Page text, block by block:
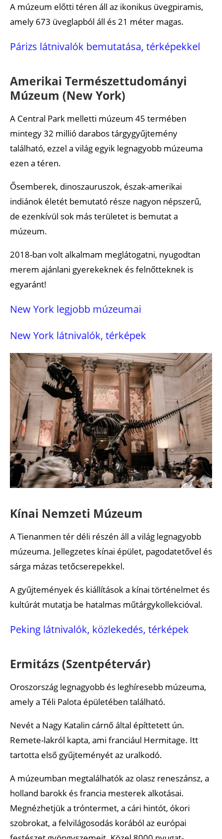
A múzeum előtti téren áll az ikonikus üvegpiramis,
amely 673 üveglapból áll és 21 méter magas.
Párizs látnivalók bemutatása, térképekkel
Amerikai Természettudományi
Múzeum (New York)
A Central Park melletti múzeum 45 termében
mintegy 32 millió darabos tárgygyűjtemény
található, ezzel a világ egyik legnagyobb múzeuma
ezen a téren.
Ősemberek, dinoszauruszok, észak-amerikai
indiánok életét bemutató része nagyon népszerű,
de ezenkívül sok más területet is bemutat a
múzeum.
2018-ban volt alkalmam meglátogatni, nyugodtan
merem ajánlani gyerekeknek és felnőtteknek is
egyaránt!
New York legjobb múzeumai
New York látnivalók, térképek
Kínai Nemzeti Múzeum
A Tienanmen tér déli részén áll a világ legnagyobb
múzeuma. Jellegzetes kínai épület, pagodatetővel és
sárga mázas tetőcserepekkel.
A gyűjtemények és kiállítások a kínai történelmet és
kultúrát mutatja be hatalmas műtárgykollekcióval.
Peking látnivalók, közlekedés, térképek
Ermitázs (Szentpétervár)
Oroszország legnagyobb és leghíresebb múzeuma,
amely a Téli Palota épületében található.
Nevét a Nagy Katalin cárnő által építtetett ún.
Remete-lakról kapta, ami franciául Hermitage. Itt
tartotta első gyűjteményét az uralkodó.
A múzeumban megtalálhatók az olasz reneszánsz, a
holland barokk és francia mesterek alkotásai.
Megnézhetjük a tróntermet, a cári hintót, ókori
szobrokat, a felvilágosodás korából az európai